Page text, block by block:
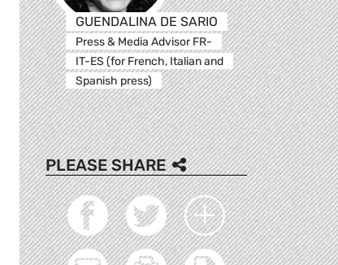
GUENDALINA DE SARIO
Press & Media Advisor FR-
IT-ES (for French, Italian and
Spanish press)
PLEASE SHARE